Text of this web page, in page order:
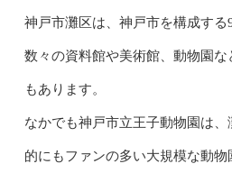
神戸市灘区は、神戸市を構成する
数々の資料館や美術館、動物園
もあります。
なかでも神戸市立王子動物園は、
的にもファンの多い大規模な動